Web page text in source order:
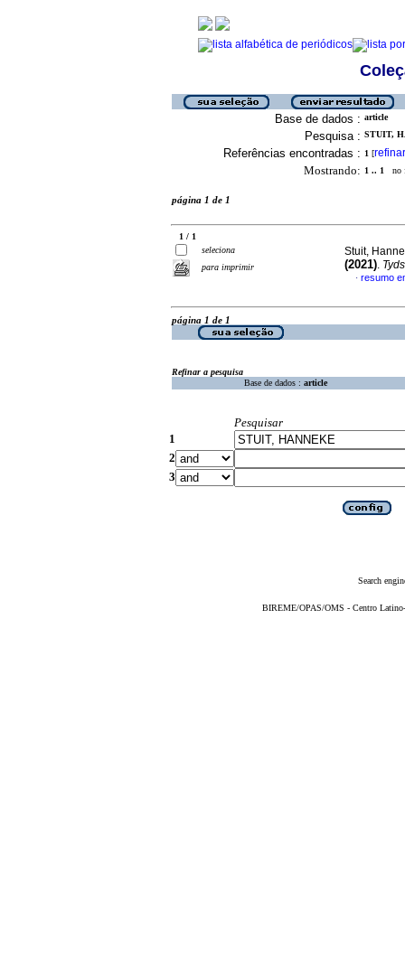
Base de dados : article
Pesquisa : STUIT,
Referências encontradas : 1 [refinar
Mostrando: 1 .. 1 no
página 1 de 1
1 / 1
seleciona
para imprimir
Stuit,
(2021).
· resumo
página 1 de 1
Refinar a pesquisa
Base de dados : article
Pesquisar
1
2
3
Search
BIREME/OPAS/OMS - Centro Latino-